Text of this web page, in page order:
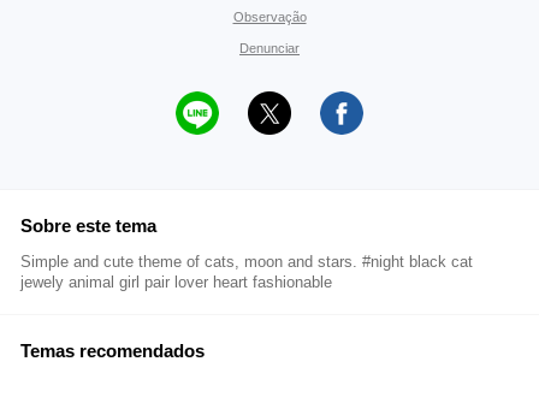
Observação
Denunciar
Sobre este tema
Simple and cute theme of cats, moon and stars. #night black cat
jewely animal girl pair lover heart fashionable
Temas recomendados